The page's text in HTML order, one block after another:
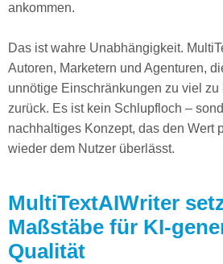
ankommen.
Das ist wahre Unabhängigkeit.
Autoren, Marketern und Agenturen,
unnötige Einschränkungen zu viel
zurück. Es ist kein Schlupfloch –
nachhaltiges Konzept, das den Wert
wieder dem Nutzer überlässt.
MultiTextAIWriter
Maßstäbe für KI-
Qualität